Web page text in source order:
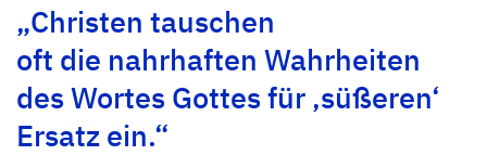
„Christen tauschen
oft die nahrhaften Wahrheiten
des Wortes Gottes für ‚süßeren‘
Ersatz ein.“